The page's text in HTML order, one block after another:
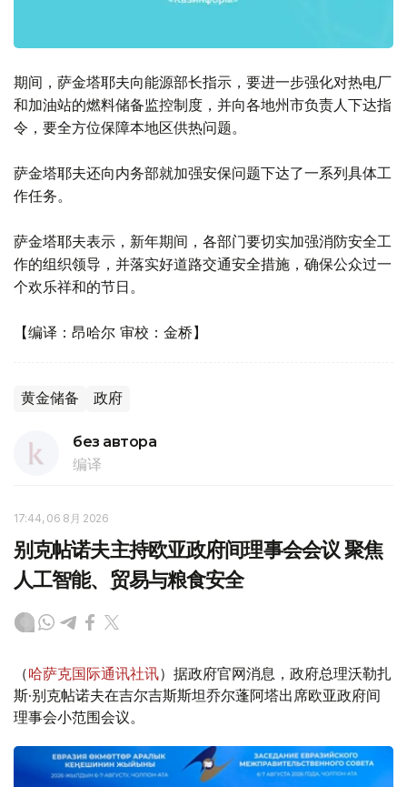
期间，萨金塔耶夫向能源部长指示，要进一步强化对热电厂
和加油站的燃料储备监控制度，并向各地州市负责人下达指
令，要全方位保障本地区供热问题。
萨金塔耶夫还向内务部就加强安保问题下达了一系列具体工
作任务。
萨金塔耶夫表示，新年期间，各部门要切实加强消防安全工
作的组织领导，并落实好道路交通安全措施，确保公众过一
个欢乐祥和的节日。
【编译：昂哈尔 审校：金桥】
黄金储备 政府
без автора
编译
17:44, 06 8月 2026
别克帖诺夫主持欧亚政府间理事会会议 聚焦
人工智能、贸易与粮食安全
（哈萨克国际通讯社讯）据政府官网消息，政府总理沃勒扎
斯·别克帖诺夫在吉尔吉斯斯坦乔尔蓬阿塔出席欧亚政府间
理事会小范围会议。